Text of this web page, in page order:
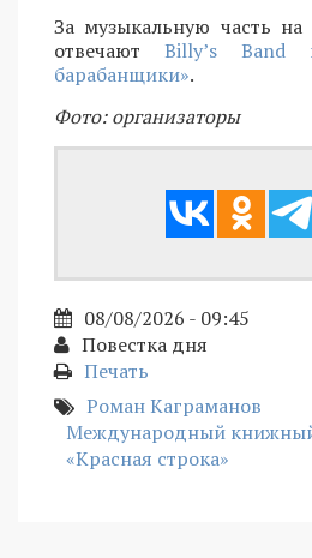
За музыкальную часть на
отвечают Billy’s Band
барабанщики».
Фото: организаторы
08/08/2026 - 09:45
Повестка дня
Печать
Роман Каграманов
Международный
«Красная строка»